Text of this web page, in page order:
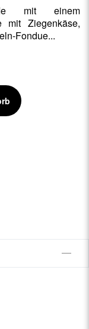
mit einem
mit Ziegenkäse,
Fondue...